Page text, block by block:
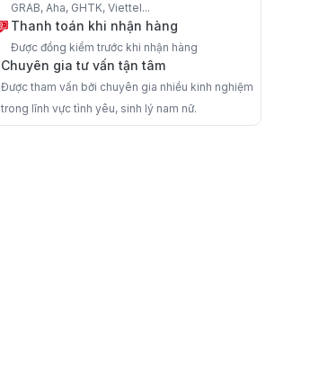
GRAB, Aha, GHTK, Viettel...
Thanh toán khi nhận hàng
Được đồng kiểm trước khi nhận hàng
Chuyên gia tư vấn tận tâm
Được tham vấn bởi chuyên gia nhiều kinh nghiệm
trong lĩnh vực tình yêu, sinh lý nam nữ.